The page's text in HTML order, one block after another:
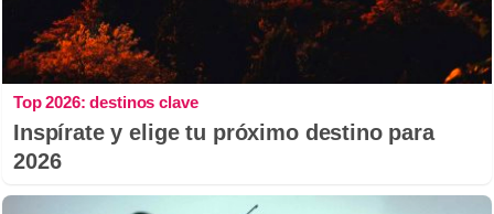
Top 2026: destinos clave
Inspírate y elige tu próximo destino para
2026